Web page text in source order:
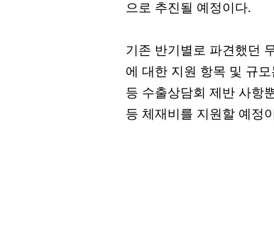
으로 추진될 예정이다.
기존 반기별로 파견했던
에 대한 지원 항목 및 규
등 수출상담회 제반 사항
등 체재비를 지원할 예정